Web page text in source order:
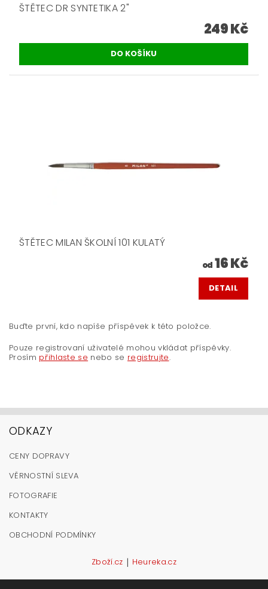
ŠTĚTEC DR SYNTETIKA 2"
249 Kč
ŠTĚTEC MILAN ŠKOLNÍ 101 KULATÝ
od 16 Kč
DETAIL
Buďte první, kdo napíše příspěvek k této položce.
Pouze registrovaní uživatelé mohou vkládat příspěvky.
Prosím přihlaste se nebo se registrujte.
ODKAZY
CENY DOPRAVY
VĚRNOSTNÍ SLEVA
FOTOGRAFIE
KONTAKTY
OBCHODNÍ PODMÍNKY
Zboží.cz | Heureka.cz